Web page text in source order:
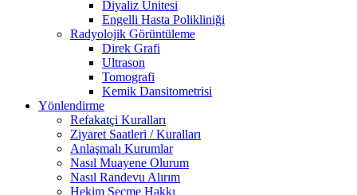
Diyaliz Ünitesi
Engelli Hasta Polikliniği
Radyolojik Görüntüleme
Direk Grafi
Ultrason
Tomografi
Kemik Dansitometrisi
Yönlendirme
Refakatçi Kuralları
Ziyaret Saatleri / Kuralları
Anlaşmalı Kurumlar
Nasıl Muayene Olurum
Nasıl Randevu Alırım
Hekim Seçme Hakkı